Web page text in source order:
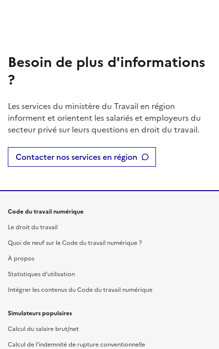
Besoin de plus d'informations
?
Les services du ministère du Travail en région
informent et orientent les salariés et employeurs du
secteur privé sur leurs questions en droit du travail.
Contacter nos services en région
Code du travail numérique
Le droit du travail
Quoi de neuf sur le Code du travail numérique ?
À propos
Statistiques d'utilisation
Intégrer les contenus du Code du travail numérique
Simulateurs populaires
Calcul du salaire brut/net
Calcul de l'indemnité de rupture conventionnelle